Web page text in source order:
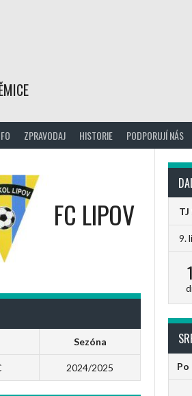
ZPRAVODAJ HISTORIE PODPORUJÍ NÁS
FC LIPOV
Sezóna
2024/2025
9.
Po